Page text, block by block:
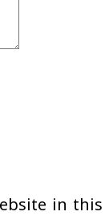
in this